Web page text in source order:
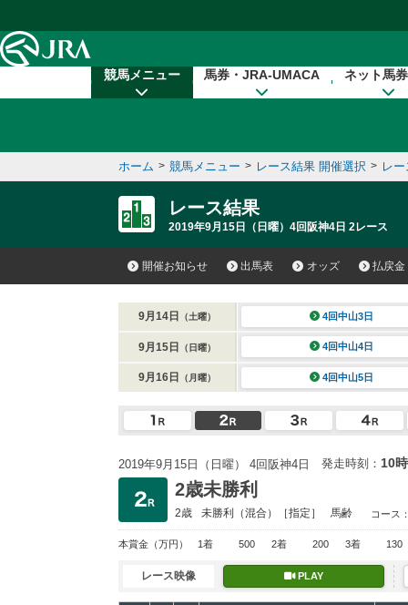
競馬メニュー 馬券・JRA-UMACA ネット馬
ホーム > 競馬メニュー > レース結果 開催選択 > レ
レース結果
2019年9月15日（日曜）4回阪神4日 2レース
開催お知らせ 出馬表 オッズ 払戻金
9月14日 （土曜） 4回中山3日
9月15日 （日曜） 4回中山4日
9月16日 （月曜） 4回中山5日
2019年9月15日（日曜） 4回阪神4日 発走時刻： 10
2歳未勝利
2歳 未勝利 （混合）［指定］ 馬齢 コース
本賞金 （万円） 1着 500 2着 200 3着 130
レース映像 PLAY